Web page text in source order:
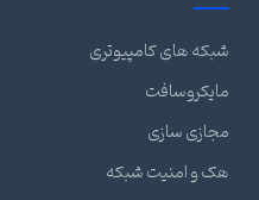
شبکه های کامپیوتری
مایکروسافت
مجازی سازی
هک و امنیت شبکه